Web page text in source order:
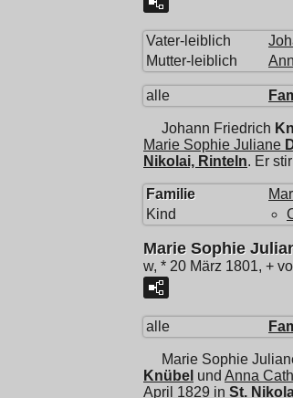
Vater-leiblich
Mutter-leiblich
alle
Johann Friedrich
Marie Sophie Juliane
Nikolai, Rinteln. Er
Familie
Kind
Marie Sophie
w, * 20 März 1801, +
alle
Marie Sophie
Knübel und Anna
April 1829 in St.